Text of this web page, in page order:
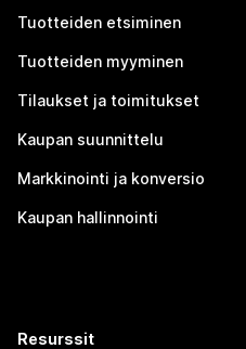
Tuotteiden etsiminen
Tuotteiden myyminen
Tilaukset ja toimitukset
Kaupan suunnittelu
Markkinointi ja konversio
Kaupan hallinnointi
Resurssit